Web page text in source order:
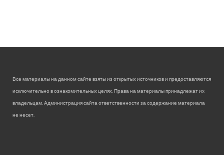
Все материалы на данном сайте взяты из открытых источников и предоставляются
исключительно в ознакомительных целях. Права на материалы принадлежат их
владельцам. Администрация сайта ответственности за содержание материала
не несет.